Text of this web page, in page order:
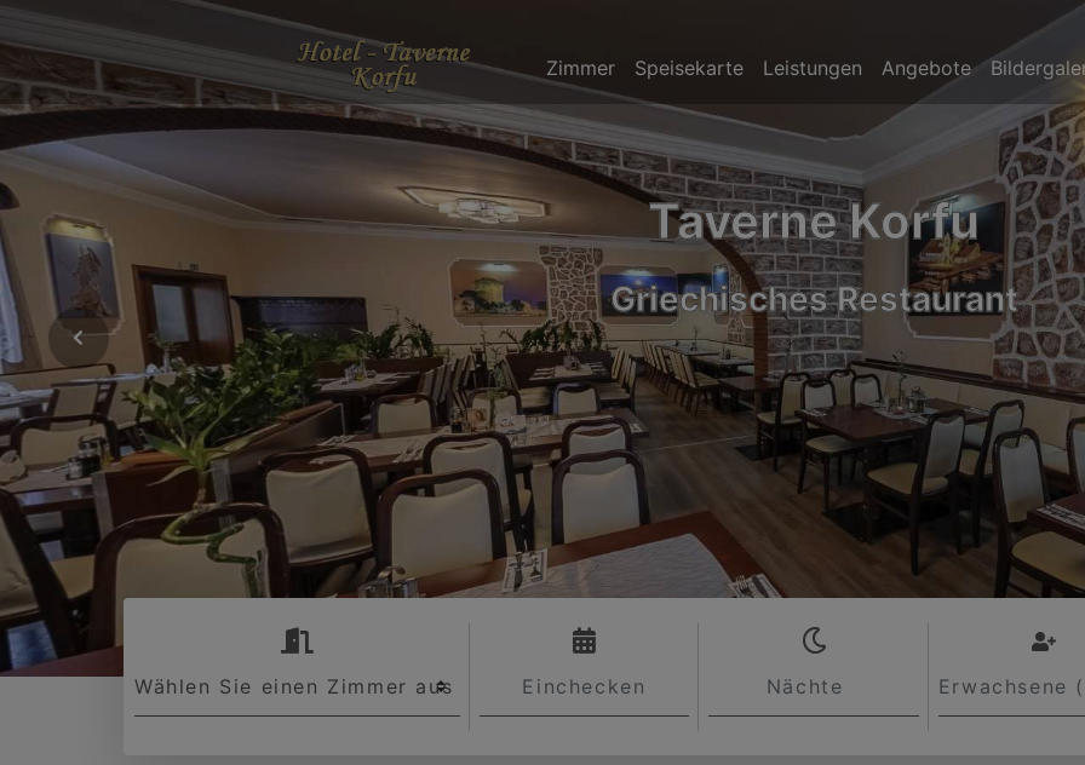
Zimmer Speisekarte Leistungen Angebote
Hotel Korfu
ruhiges Hotel
Previous
room Check in Νights Guests